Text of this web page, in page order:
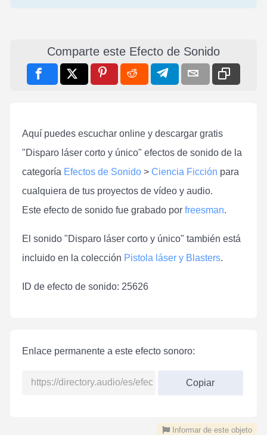
Comparte este Efecto de Sonido
Aquí puedes escuchar online y descargar gratis
"Disparo láser corto y único" efectos de sonido de la
categoría Efectos de Sonido > Ciencia Ficción para
cualquiera de tus proyectos de vídeo y audio.
Este efecto de sonido fue grabado por freesman.
El sonido "Disparo láser corto y único" también está
incluido en la colección Pistola láser y Blasters.
ID de efecto de sonido: 25626
Enlace permanente a este efecto sonoro:
Copiar
Informar de este objeto